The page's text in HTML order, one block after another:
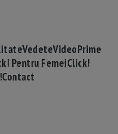
VedeteVideoPrime
Pentru FemeiClick!
Contact